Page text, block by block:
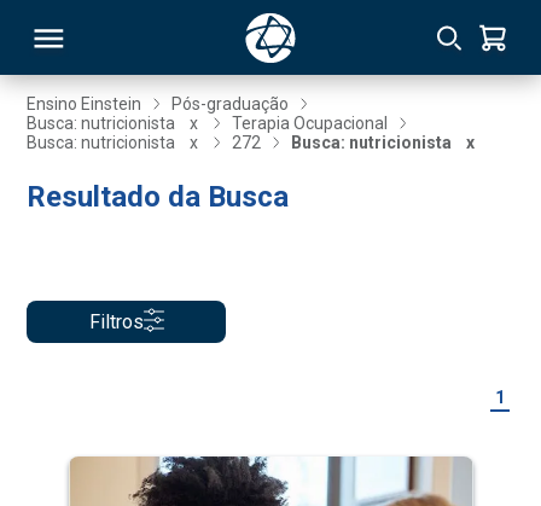
Ensino Einstein
Pós-graduação
Busca: nutricionista
x
Terapia Ocupacional
Busca: nutricionista
x 272 Busca: nutricionista x
Resultado da Busca
Filtros
1